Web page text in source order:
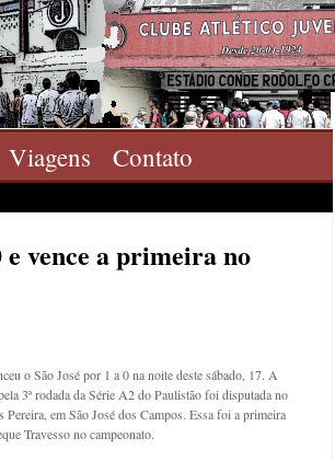
Viagens Contato
e vence a primeira no
o São José por 1 a 0 na noite deste sábado, 17. A
3ª rodada da Série A2 do Paulistão foi disputada no
Pereira, em São José dos Campos. Essa foi a primeira
Travesso no campeonato.